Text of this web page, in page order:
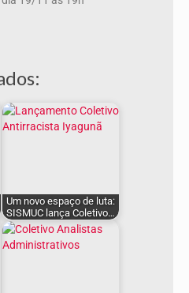
Um novo espaço de luta:
SISMUC lança Coletivo…